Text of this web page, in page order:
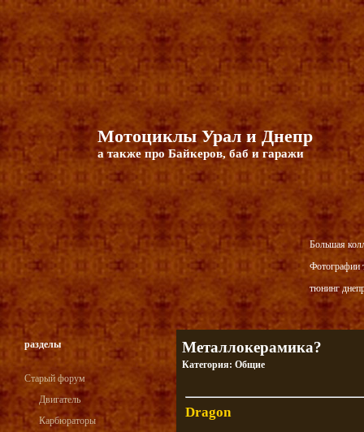
Мотоциклы Урал и Днепр
а также про Байкеров, баб и гаражи
Большая
Фотографии
тюнинг
разделы
Старый форум
Двигатель
Карбюраторы
Металлокерамика?
Категория: Общие
Dragon